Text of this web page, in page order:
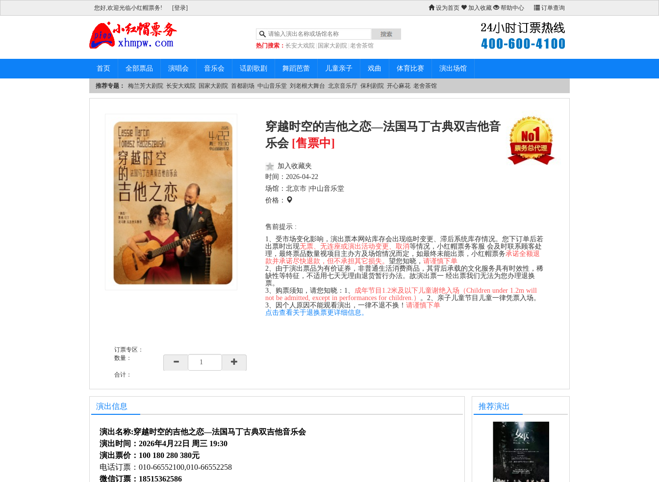
您好,欢迎光临小红帽票务! [登录] 订单查询
设为首页 加入收藏 帮助中心
热门搜索： 长安大戏院 国家大剧院 老舍茶馆
|中山音乐堂
首页 全部票品 演唱会 音乐会 话剧歌剧 舞蹈芭蕾 儿童亲子 戏曲 体育比赛 演出场馆
推荐专题： 梅兰芳大剧院 长安大戏院 国家大剧院 首都剧场 中山音乐堂 刘老根大舞台 北京音乐厅 保利剧院 开心麻花 老舍茶馆
穿越时空的吉他之恋—法国马丁古典双吉他音
乐会 [售票中]
加入收藏夹
时间： 2026-04-22
场馆：北京市 | 中山音乐堂
价格：
售前提示 :
1、受市场变化影响，演出票本网站库存会出现临时变更、滞后系统库存情况。您下订单后若
出票时出现无票、无连座或演出活动变更、取消等情况，小红帽票务客服 会及时联系顾客处
理，最终票品数量视项目主办方及场馆情况而定，如最终未能出票，小红帽票务承诺全额退
款并承诺尽快退款，但不承担其它损失。 望您知晓， 请谨慎下单
2、由于演出票品为有价证券，非普通生活消费商品，其背后承载的文化服务具有时效性，稀
缺性等特征，不适用七天无理由退货暂行办法。故演出票一 经出票我们无法为您办理退换
票。
3、购票须知，请您知晓：1、 成年节目1.2米及以下儿童谢绝入场（Children under 1.2m will
not be admitted, except in performances for children.） 。2、亲子儿童节目儿童一律凭票入场。
3、因个人原因不能观看演出，一律不退不换！ 请谨慎下单
点击查看关于退换票更详细信息。
订票专区：
数量：
合计：
演出信息
演出名称:穿越时空的吉他之恋—法国马丁古典双吉他音乐会
演出时间：2026年4月22日 周三 19:30
演出票价：100 180 280 380元
电话订票：010-66552100,010-66552258
微信订票：18515362586
推荐演出